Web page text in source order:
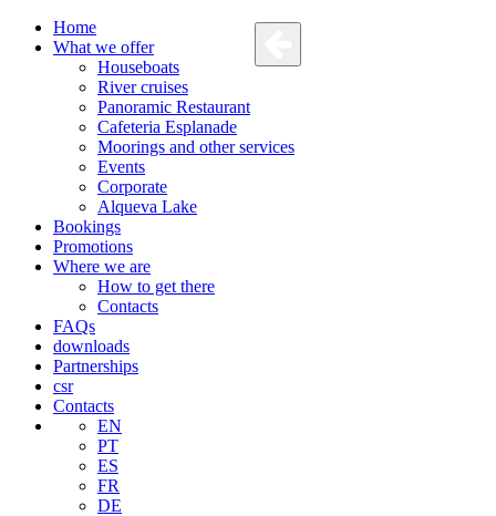
Home
What we offer
Houseboats
River cruises
Panoramic Restaurant
Cafeteria Esplanade
Moorings and other services
Events
Corporate
Alqueva Lake
Bookings
Promotions
Where we are
How to get there
Contacts
FAQs
downloads
Partnerships
csr
Contacts
EN
PT
ES
FR
DE